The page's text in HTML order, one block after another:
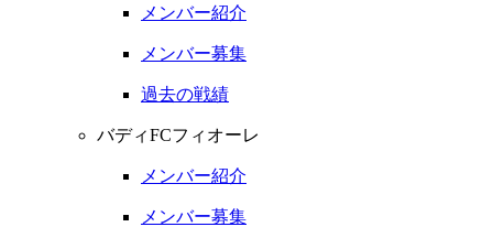
メンバー紹介
メンバー募集
過去の戦績
バディFCフィオーレ
メンバー紹介
メンバー募集